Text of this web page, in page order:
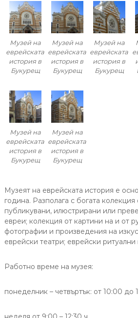
Музей на
еврейската
история в
Букурещ
Музей на
еврейската
история в
Букурещ
Музей на
еврейската
история в
Букурещ
Музей на
еврейската
история в
Букурещ
Музей на
еврейската
история в
Букурещ
Музеят на еврейската история е
година. Разполага с богата
публикувани, илюстрирани или
евреи; колекция от картини на и от
фотографии и произведения на
еврейски театри; еврейски
Работно време на музея:
понеделник – четвъртък: от 10:00 до